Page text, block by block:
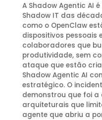
A Shadow Agentic AI
Shadow IT das
como o OpenClaw
dispositivos pessoais
colaboradores que
produtividade, sem
ataque que estão
Shadow Agentic AI
estratégico. O
demonstrou que foi
arquiteturais que
agente que abriu a